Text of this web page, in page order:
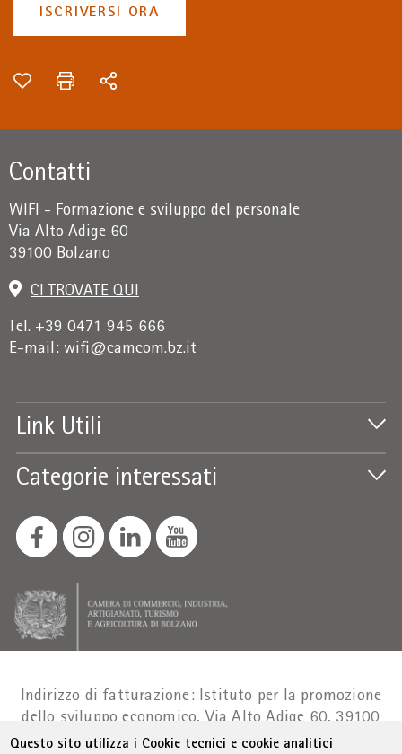
ISCRIVERSI ORA
Contatti
WIFI - Formazione e sviluppo del personale
Via Alto Adige 60
39100 Bolzano
CI TROVATE QUI
Tel. +39 0471 945 666
E-mail: wifi@camcom.bz.it
Link Utili
Categorie interessati
Indirizzo di fatturazione: Istituto per la promozione
dello sviluppo economico, Via Alto Adige 60, 39100
BolzanoPart. IVA 01716880214|administration-
Questo sito utilizza i Cookie tecnici e cookie analitici